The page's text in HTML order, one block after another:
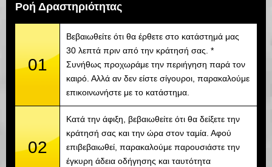
Ροή Δραστηριότητας
01
Βεβαιωθείτε ότι θα έρθετε στο κατάστημά μας
30 λεπτά πριν από την κράτησή σας. *
Συνήθως προχωράμε την περιήγηση παρά τον
καιρό. Αλλά αν δεν είστε σίγουροι, παρακαλούμε
επικοινωνήστε με το κατάστημα.
02
Κατά την άφιξη, βεβαιωθείτε ότι θα δείξετε την
κράτησή σας και την ώρα στον ταμία. Αφού
επιβεβαιωθεί, παρακαλούμε παρουσιάστε την
έγκυρη άδεια οδήγησης και ταυτότητα